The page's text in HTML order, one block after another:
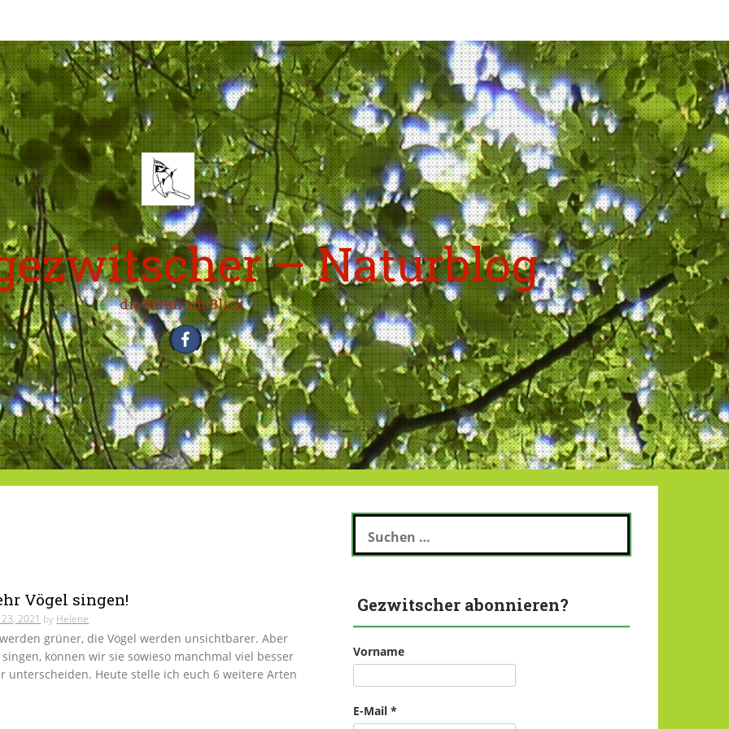
– Naturblog
die Natur im Blick
Vögel singen!
2021 by Helene
grüner, die Vögel werden unsichtbarer. Aber
singen, können wir sie sowieso manchmal viel besser
unterscheiden. Heute stelle ich euch 6 weitere Arten
Suchen
nach:
Gezwitscher abonnieren?
Vorname
E-Mail *